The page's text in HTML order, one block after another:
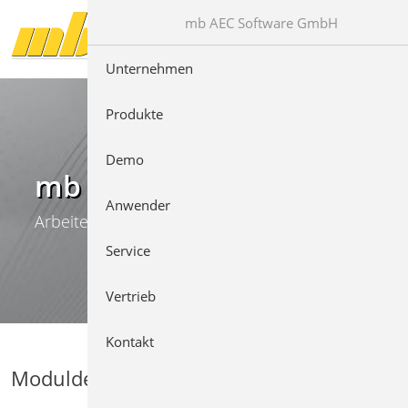
Direkt zur Hauptnavigation springen
Direkt zum Inhalt springen
mb WorkSuite
Arbeiten mit Komfort
Moduldetails
mb AEC Software GmbH
Unternehmen
Produkte
Demo
Anwender
Service
Vertrieb
Kontakt